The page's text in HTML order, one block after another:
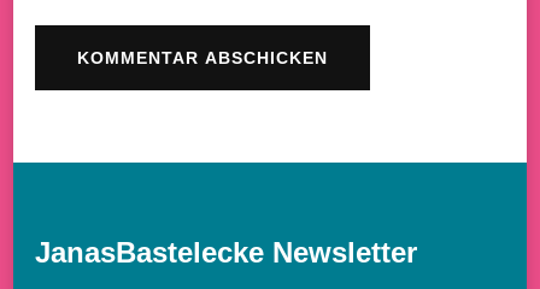
JanasBastelecke Newsletter